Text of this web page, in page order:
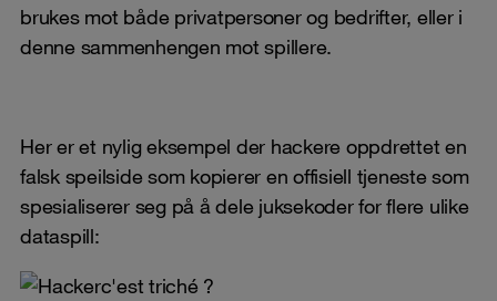
brukes mot både privatpersoner og bedrifter, eller i
denne sammenhengen mot spillere.
Her er et nylig eksempel der hackere oppdrettet en
falsk speilside som kopierer en offisiell tjeneste som
spesialiserer seg på å dele juksekoder for flere ulike
dataspill: